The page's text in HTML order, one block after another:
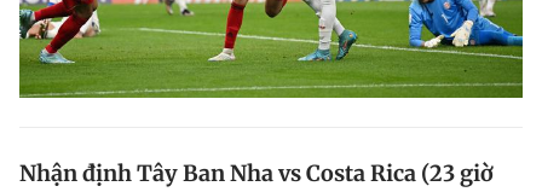
Nhận định Tây Ban Nha vs Costa Rica (23 giờ